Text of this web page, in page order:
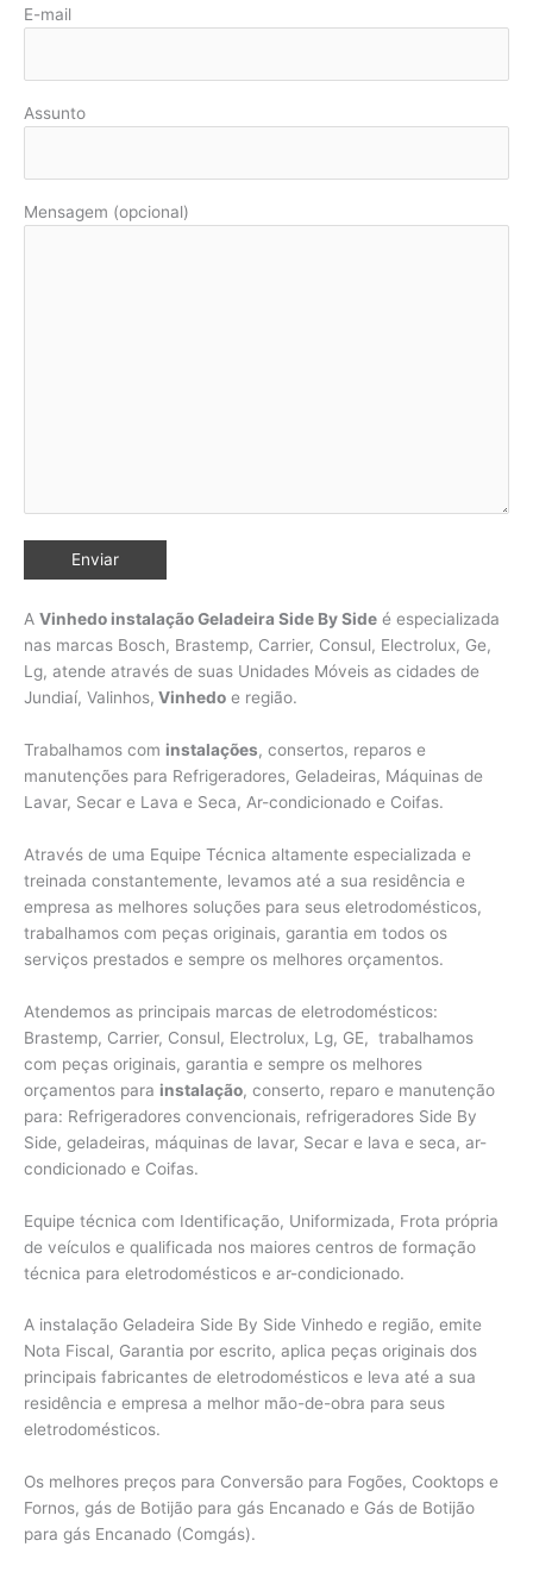
E-mail
Assunto
Mensagem (opcional)
A Vinhedo instalação Geladeira Side By Side é especializada
nas marcas Bosch, Brastemp, Carrier, Consul, Electrolux, Ge,
Lg, atende através de suas Unidades Móveis as cidades de
Jundiaí, Valinhos, Vinhedo e região.
Trabalhamos com instalações, consertos, reparos e
manutenções para Refrigeradores, Geladeiras, Máquinas de
Lavar, Secar e Lava e Seca, Ar-condicionado e Coifas.
Através de uma Equipe Técnica altamente especializada e
treinada constantemente, levamos até a sua residência e
empresa as melhores soluções para seus eletrodomésticos,
trabalhamos com peças originais, garantia em todos os
serviços prestados e sempre os melhores orçamentos.
Atendemos as principais marcas de eletrodomésticos:
Brastemp, Carrier, Consul, Electrolux, Lg, GE, trabalhamos
com peças originais, garantia e sempre os melhores
orçamentos para instalação, conserto, reparo e manutenção
para: Refrigeradores convencionais, refrigeradores Side By
Side, geladeiras, máquinas de lavar, Secar e lava e seca, ar-
condicionado e Coifas.
Equipe técnica com Identificação, Uniformizada, Frota própria
de veículos e qualificada nos maiores centros de formação
técnica para eletrodomésticos e ar-condicionado.
A instalação Geladeira Side By Side Vinhedo e região, emite
Nota Fiscal, Garantia por escrito, aplica peças originais dos
principais fabricantes de eletrodomésticos e leva até a sua
residência e empresa a melhor mão-de-obra para seus
eletrodomésticos.
Os melhores preços para Conversão para Fogões, Cooktops e
Fornos, gás de Botijão para gás Encanado e Gás de Botijão
para gás Encanado (Comgás).